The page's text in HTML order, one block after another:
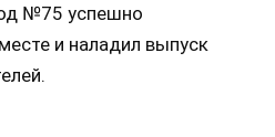
№75 успешно
и наладил выпуск